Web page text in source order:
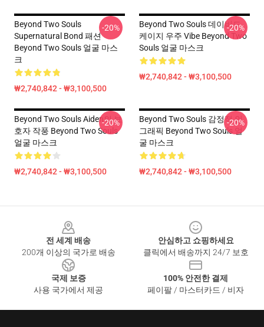
Beyond Two Souls
Supernatural Bond 패션
Beyond Two Souls 얼굴 마스
크
₩2,740,842 - ₩3,100,500
-20%
Beyond Two Souls 데이비드
케이지 우주 Vibe Beyond Two
Souls 얼굴 마스크
₩2,740,842 - ₩3,100,500
-20%
Beyond Two Souls Aiden의 보
호자 작풍 Beyond Two Souls
얼굴 마스크
₩2,740,842 - ₩3,100,500
-20%
Beyond Two Souls 감정적 인
그래픽 Beyond Two Souls 얼
굴 마스크
₩2,740,842 - ₩3,100,500
-20%
전 세계 배송
200개 이상의 국가로 배송
안심하고 쇼핑하세요
클릭에서 배송까지 24/7 보호
국제 보증
사용 국가에서 제공
100% 안전한 결제
페이팔 / 마스터카드 / 비자